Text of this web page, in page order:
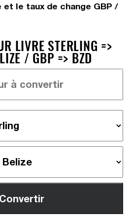
et le taux de change GBP /
LIVRE STERLING =>
/ GBP => BZD